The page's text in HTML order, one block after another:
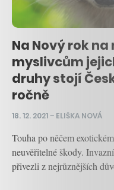
Na Nový rok
myslivcům
druhy stojí
ročně
18. 12. 2021– ELIŠKA NOVÁ
Touha po něčem
neuvěřitelné škody.
přivezli z nejrůznějších